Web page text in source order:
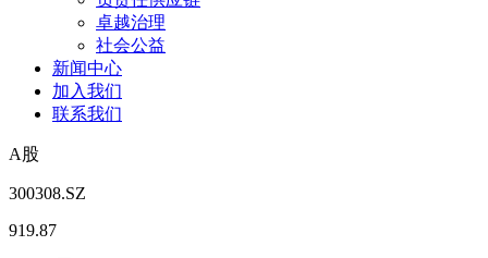
卓越治理
社会公益
新闻中心
加入我们
联系我们
A股
300308.SZ
919.87